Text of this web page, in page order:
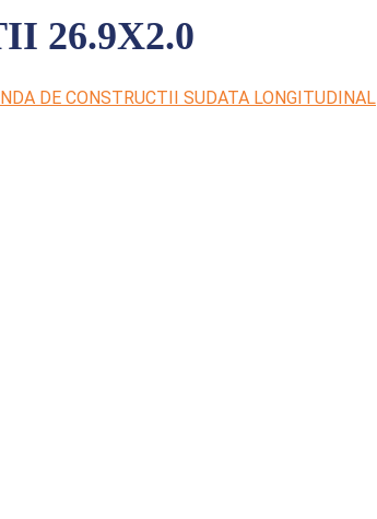
26.9X2.0
DE CONSTRUCTII SUDATA LONGITUDINAL